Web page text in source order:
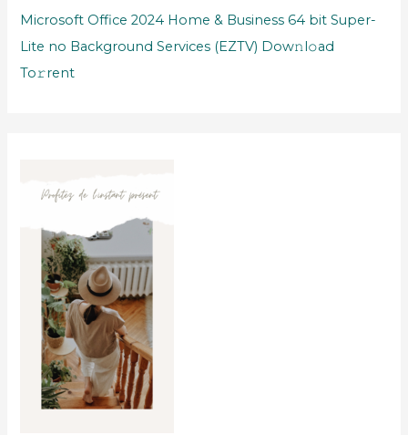
Microsoft Office 2024 Home & Business 64 bit Super-
Lite no Background Services (EZTV) Dow𝚗l𝚘ad
To𝚛rent